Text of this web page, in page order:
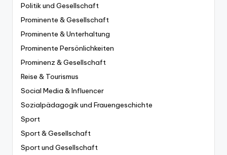
Politik und Gesellschaft
Prominente & Gesellschaft
Prominente & Unterhaltung
Prominente Persönlichkeiten
Prominenz & Gesellschaft
Reise & Tourismus
Social Media & Influencer
Sozialpädagogik und Frauengeschichte
Sport
Sport & Gesellschaft
Sport und Gesellschaft